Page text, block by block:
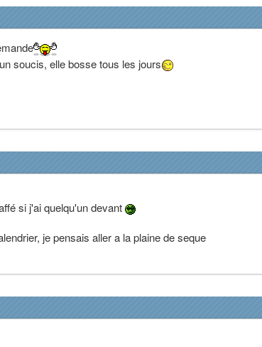
soucis, elle bosse tous les jours
si j'ai quelqu'un devant
je pensais aller a la plaine de seque